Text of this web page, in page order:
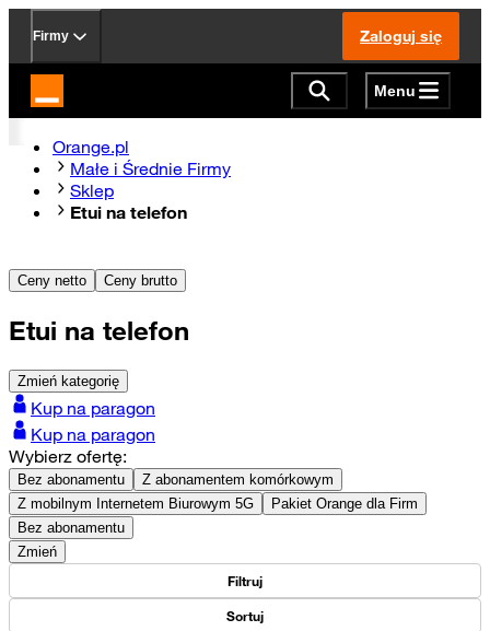
Firmy Zaloguj się
Strona główna Orange.pl Menu
Orange.pl
Małe i Średnie Firmy
Sklep
Etui na telefon
Ceny netto Ceny brutto
Etui na telefon
Zmień kategorię
Kup na paragon
Kup na paragon
Wybierz ofertę:
Bez abonamentu
Z abonamentem komórkowym
Z mobilnym Internetem Biurowym 5G
Pakiet Orange dla Firm
Bez abonamentu
Zmień
Filtruj
Sortuj